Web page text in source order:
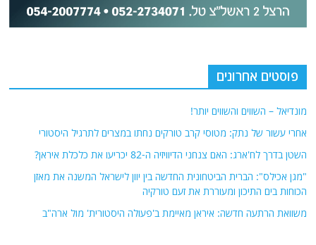
פוסטים אחרונים
מונדיאל – השווים והשווים יותר!
אחרי עשור של נתק: מטוסי קרב טורקים נחתו במצרים לתרגיל היסטורי
השטן בדרך לח'ארג: האם צנחני הדיוויזיה ה-82 יכריעו את כלכלת איראן?
"מגן אכילס": הברית הביטחונית החדשה בין יוון לישראל המשנה את מאזן
הכוחות בים התיכון ומעוררת את זעם טורקיה
משוואת הרתעה חדשה: איראן מאיימת ב'פעולה היסטורית' מול ארה"ב